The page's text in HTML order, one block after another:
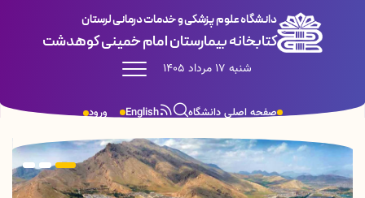
دانشگاه علوم پزشکی و خدمات درمانی لرستان
کتابخانه بیمارستان امام خمینی کوهدشت
شنبه 17 مرداد 1405
ورود English صفحه اصلی دانشگاه